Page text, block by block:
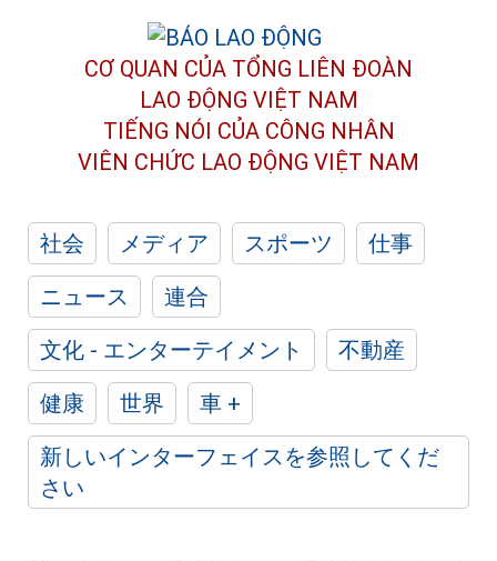
CƠ QUAN CỦA TỔNG LIÊN ĐOÀN
LAO ĐỘNG VIỆT NAM
TIẾNG NÓI CỦA CÔNG NHÂN
VIÊN CHỨC LAO ĐỘNG VIỆT NAM
社会 メディア スポーツ
仕事
ニュース
連合
文化 - エンターテイメント
不動産
健康
世界
車 +
新しいインターフェイスを参照してくだ
さい